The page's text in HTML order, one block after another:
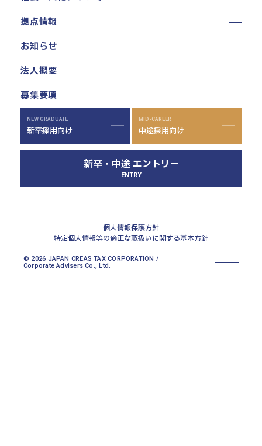
拠点情報
東京本社
埼玉川口本部
高崎本部
富山本部
高岡本部
大阪本部
宮崎本部
お知らせ
法人概要
募集要項
NEW GRADUATE
新卒採用向け
MID-CAREER
中途採用向け
新卒・中途 エントリー
ENTRY
© 2026 JAPAN CREAS TAX CORPORATION /
Corporate Advisers Co., Ltd.
個人情報保護方針
特定個人情報等の適正な取扱いに関する基本方針